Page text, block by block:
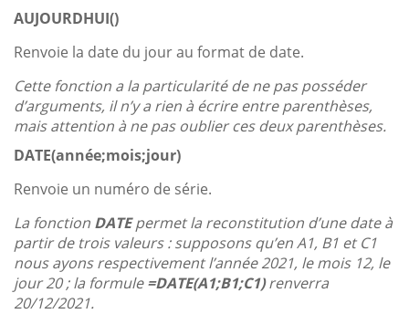
AUJOURDHUI()
Renvoie la date du jour au format de date.
Cette fonction a la particularité de ne pas posséder
d’arguments, il n’y a rien à écrire entre parenthèses,
mais attention à ne pas oublier ces deux parenthèses.
DATE(année;mois;jour)
Renvoie un numéro de série.
La fonction DATEpermet la reconstitution d’une date à
partir de trois valeurs : supposons qu’en A1, B1 et C1
nous ayons respectivement l’année 2021, le mois 12, le
jour 20 ; la formule=DATE(A1;B1;C1)renverra
20/12/2021.